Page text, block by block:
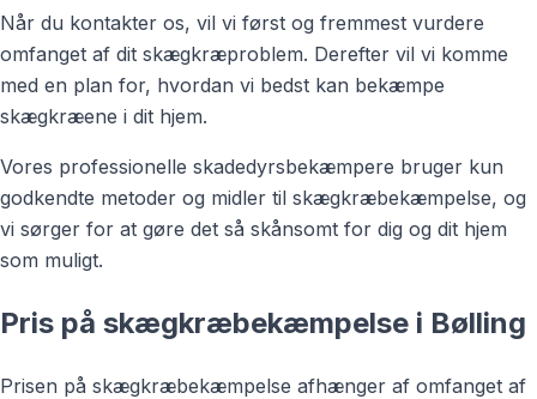
Når du kontakter os, vil vi først og fremmest vurdere
omfanget af dit skægkræproblem. Derefter vil vi komme
med en plan for, hvordan vi bedst kan bekæmpe
skægkræene i dit hjem.
Vores professionelle skadedyrsbekæmpere bruger kun
godkendte metoder og midler til skægkræbekæmpelse, og
vi sørger for at gøre det så skånsomt for dig og dit hjem
som muligt.
Pris på skægkræbekæmpelse i Bølling
Prisen på skægkræbekæmpelse afhænger af omfanget af